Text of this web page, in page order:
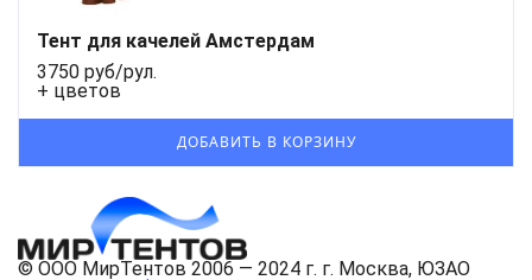
Тент для качелей Амстердам
3750 руб/рул.
+ цветов
© ООО МирТентов 2006 — 2024 г. г. Москва, ЮЗАО